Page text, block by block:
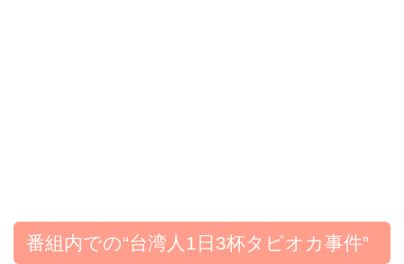
番組内での“台湾人1日3杯タピオカ事件”